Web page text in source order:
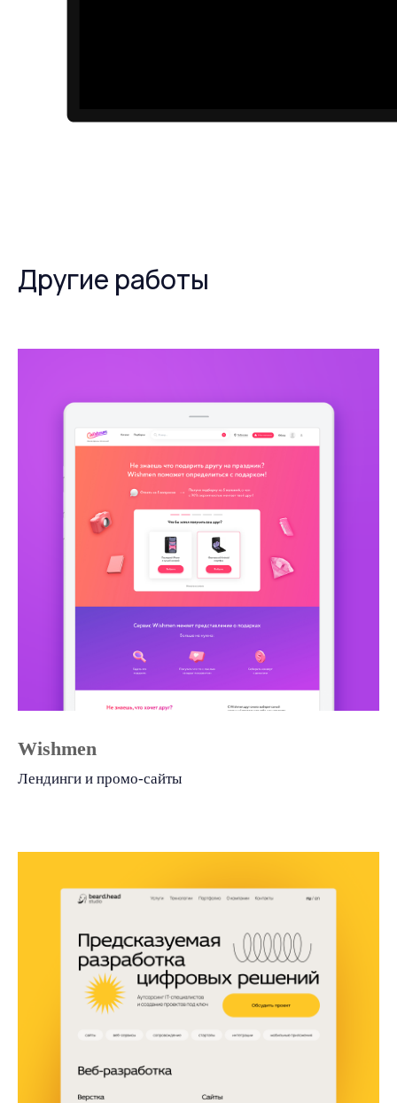
Другие работы
Wishmen
Лендинги и промо-сайты